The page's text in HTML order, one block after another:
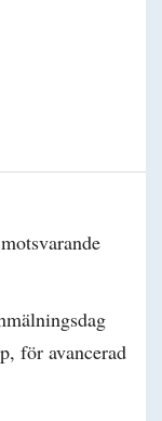
för avancerad